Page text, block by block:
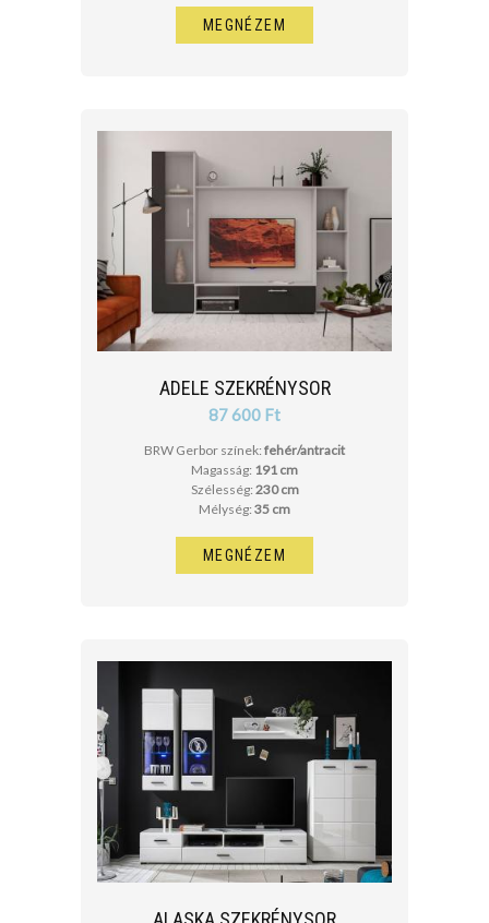
MEGNÉZEM
ADELE SZEKRÉNYSOR
87 600 Ft
BRW Gerbor színek: fehér/antracit
Magasság: 191 cm
Szélesség: 230 cm
Mélység: 35 cm
MEGNÉZEM